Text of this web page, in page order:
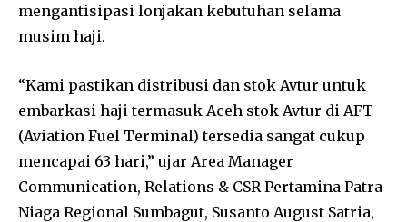
mengantisipasi lonjakan kebutuhan selama
musim haji.
“Kami pastikan distribusi dan stok Avtur untuk
embarkasi haji termasuk Aceh stok Avtur di AFT
(Aviation Fuel Terminal) tersedia sangat cukup
mencapai 63 hari,” ujar Area Manager
Communication, Relations & CSR Pertamina Patra
Niaga Regional Sumbagut, Susanto August Satria,